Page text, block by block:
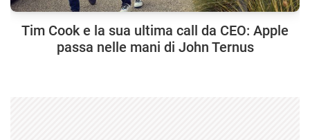
Tim Cook e la sua ultima call da CEO: Apple
passa nelle mani di John Ternus